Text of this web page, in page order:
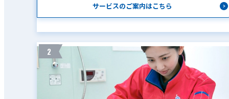
サービスのご案内はこちら
2